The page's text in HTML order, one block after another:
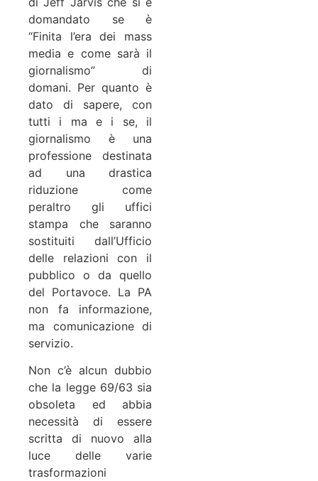
domandato se è
“Finita l’era dei mass
media e come sarà il
giornalismo” di
domani. Per quanto è
dato di sapere, con
tutti i ma e i se, il
giornalismo è una
professione destinata
ad una drastica
riduzione come
peraltro gli uffici
stampa che saranno
sostituiti dall’Ufficio
delle relazioni con il
pubblico o da quello
del Portavoce. La PA
non fa informazione,
ma comunicazione di
servizio.
Non c’è alcun dubbio
che la legge 69/63 sia
obsoleta ed abbia
necessità di essere
scritta di nuovo alla
luce delle varie
trasformazioni